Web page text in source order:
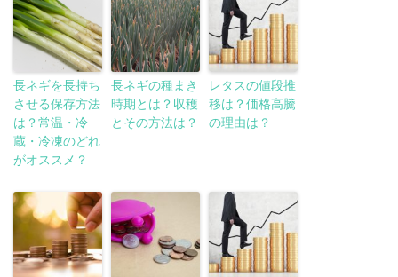
長ネギを長持ち
させる保存方法
は？常温・冷
蔵・冷凍のどれ
がオススメ？
長ネギの種まき
時期とは？収穫
とその方法は？
レタスの値段推
移は？価格高騰
の理由は？